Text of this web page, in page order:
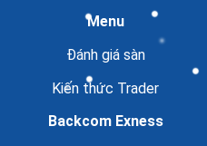
Menu
Đánh giá sàn
Kiến thức Trader
Backcom Exness